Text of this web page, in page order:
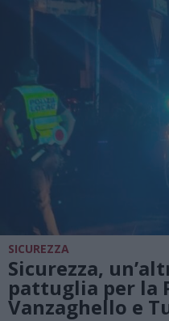
SICUREZZA
Sicurezza,
pattuglia per la
Vanzaghello e